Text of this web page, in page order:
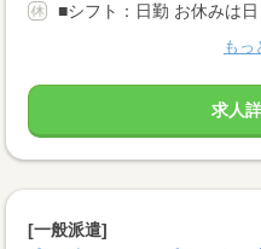
■シフト：日勤 お休みは日
もっ
求人
[一般派遣]